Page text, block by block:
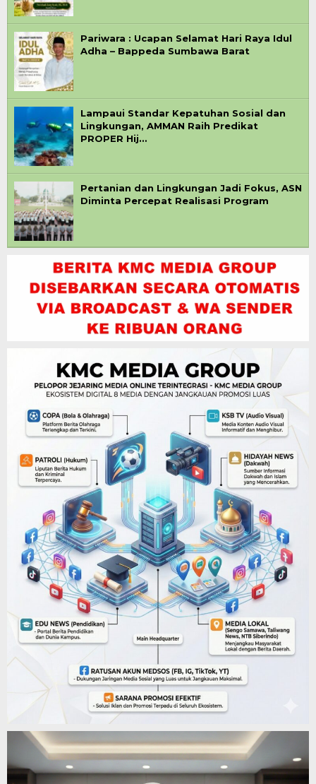
Pariwara : Ucapan Selamat Hari Raya Idul
Adha – Bappeda Sumbawa Barat
Lampaui Standar Kepatuhan Sosial dan
Lingkungan, AMMAN Raih Predikat
PROPER Hij…
Pertanian dan Lingkungan Jadi Fokus, ASN
Diminta Percepat Realisasi Program